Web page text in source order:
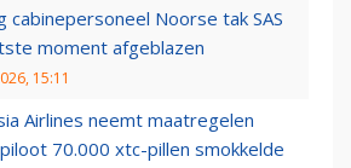
cabinepersoneel Noorse tak SAS
moment afgeblazen
15:11
Airlines neemt maatregelen
70.000 xtc-pillen smokkelde